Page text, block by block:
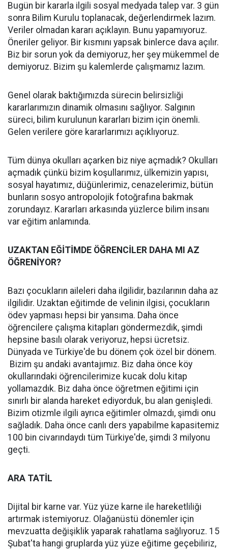
Bugün bir kararla ilgili sosyal medyada talep var. 3 gün
sonra Bilim Kurulu toplanacak, değerlendirmek lazım.
Veriler olmadan kararı açıklayın. Bunu yapamıyoruz.
Öneriler geliyor. Bir kısmını yapsak binlerce dava açılır.
Biz bir sorun yok da demiyoruz, her şey mükemmel de
demiyoruz. Bizim şu kalemlerde çalışmamız lazım.
Genel olarak baktığımızda sürecin belirsizliği
kararlarımızın dinamik olmasını sağlıyor. Salgının
süreci, bilim kurulunun kararları bizim için önemli.
Gelen verilere göre kararlarımızı açıklıyoruz.
Tüm dünya okulları açarken biz niye açmadık? Okulları
açmadık çünkü bizim koşullarımız, ülkemizin yapısı,
sosyal hayatımız, düğünlerimiz, cenazelerimiz, bütün
bunların sosyo antropolojik fotoğrafına bakmak
zorundayız. Kararları arkasında yüzlerce bilim insanı
var eğitim anlamında.
UZAKTAN EĞİTİMDE ÖĞRENCİLER DAHA MI AZ
ÖĞRENİYOR?
Bazı çocukların aileleri daha ilgilidir, bazılarının daha az
ilgilidir. Uzaktan eğitimde de velinin ilgisi, çocukların
ödev yapması hepsi bir yansıma. Daha önce
öğrencilere çalışma kitapları göndermezdik, şimdi
hepsine basılı olarak veriyoruz, hepsi ücretsiz.
Dünyada ve Türkiye'de bu dönem çok özel bir dönem.
Bizim şu andaki avantajımız. Biz daha önce köy
okullarındaki öğrencilerimize kucak dolu kitap
yollamazdık. Biz daha önce öğretmen eğitimi için
sınırlı bir alanda hareket ediyorduk, bu alan genişledi.
Bizim otizmle ilgili ayrıca eğitimler olmazdı, şimdi onu
sağladık. Daha önce canlı ders yapabilme kapasitemiz
100 bin civarındaydı tüm Türkiye'de, şimdi 3 milyonu
geçti.
ARA TATİL
Dijital bir karne var. Yüz yüze karne ile hareketliliği
artırmak istemiyoruz. Olağanüstü dönemler için
mevzuatta değişiklik yaparak rahatlama sağlıyoruz. 15
Şubat'ta hangi gruplarda yüz yüze eğitime geçebiliriz,